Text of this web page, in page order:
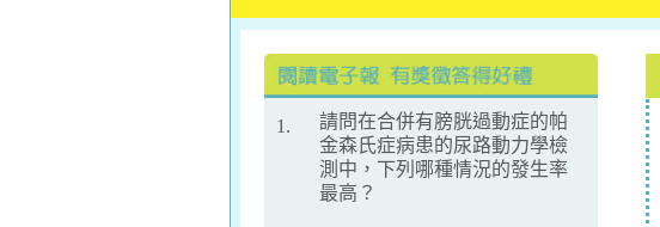
1.
請問在合併有膀胱過動症的帕
金森氏症病患的尿路動力學檢
測中，下列哪種情況的發生率
最高？